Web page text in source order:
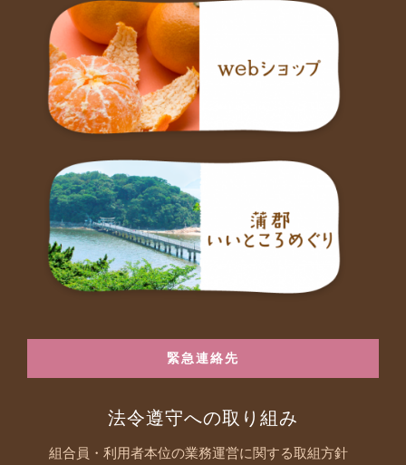
緊急連絡先
法令遵守への取り組み
組合員・利用者本位の業務運営に関する取組方針